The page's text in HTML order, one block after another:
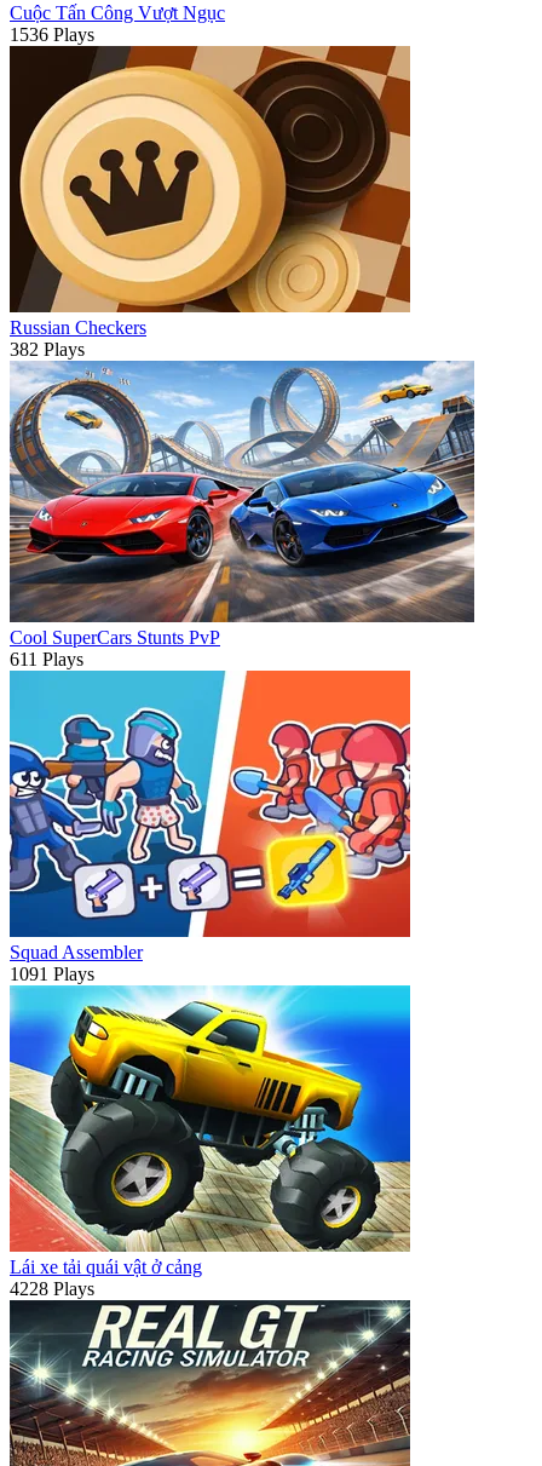
Cuộc Tấn Công Vượt Ngục
1536 Plays
Russian Checkers
382 Plays
Cool SuperCars Stunts PvP
611 Plays
Squad Assembler
1091 Plays
Lái xe tải quái vật ở cảng
4228 Plays